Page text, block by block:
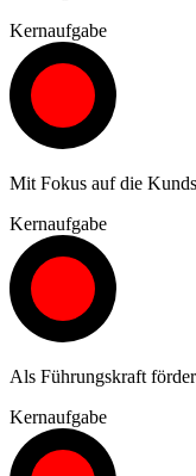
Kernaufgabe
Mit Fokus auf die
Kernaufgabe
Als Führungskraft
Kernaufgabe